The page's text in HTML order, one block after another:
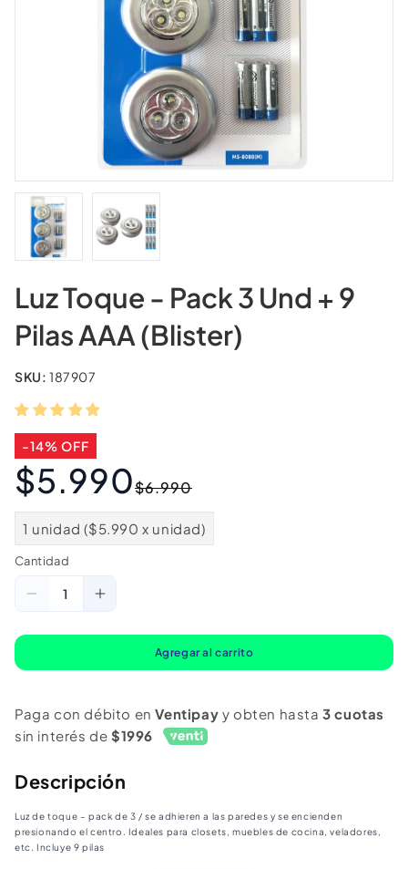
Luz Toque - Pack 3 Und + 9
Pilas AAA (Blister)
SKU: 187907
-14% OFF
$6.990
oferta
$5.990
1 unidad ($5.990 x unidad)
Cantidad
Cantidad
Reducir
cantidad
-
3
+
9
Aumentar
cantidad
Toque
-
3
+
9
Agregar al carrito
Paga con débito enVentipay y obten hasta3 cuotas
sin interés de $1996
Descripción
Luz de toque – pack de 3 / se adhieren a las paredes y se encienden
presionando el centro. Ideales para closets, muebles de cocina, veladores,
etc. Incluye 9 pilas